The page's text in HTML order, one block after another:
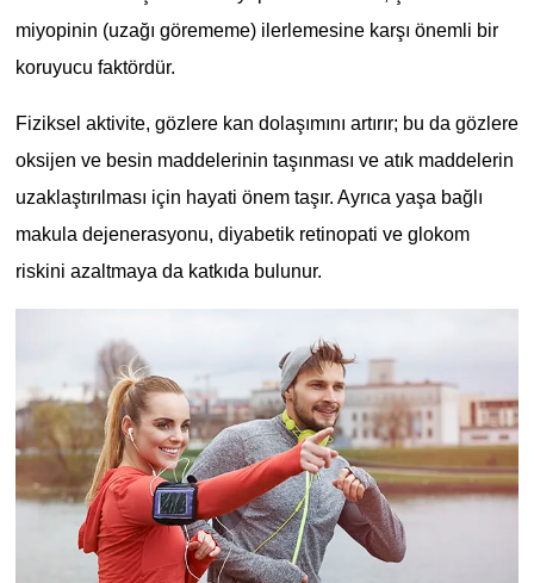
miyopinin (uzağı görememe) ilerlemesine karşı önemli bir
koruyucu faktördür.
Fiziksel aktivite, gözlere kan dolaşımını artırır; bu da gözlere
oksijen ve besin maddelerinin taşınması ve atık maddelerin
uzaklaştırılması için hayati önem taşır. Ayrıca yaşa bağlı
makula dejenerasyonu, diyabetik retinopati ve glokom
riskini azaltmaya da katkıda bulunur.